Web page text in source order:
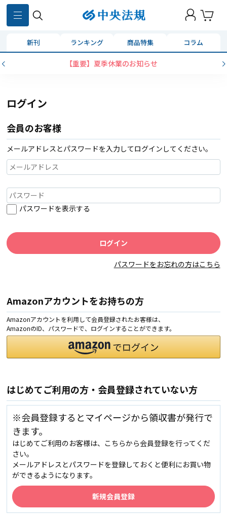
新刊 ランキング 商品特集 コラム
【重要】夏季休業のお知らせ
ログイン
会員のお客様
メールアドレスとパスワードを入力してログインしてください。
パスワードを表示する
パスワードをお忘れの方はこちら
Amazonアカウントをお持ちの方
Amazonアカウントを利用して会員登録されたお客様は、
AmazonのID、パスワードで、ログインすることができます。
はじめてご利用の方・会員登録されていない方
※会員登録するとマイページから領収書が発行で
きます。
はじめてご利用のお客様は、こちらから会員登録を行ってくだ
さい。
メールアドレスとパスワードを登録しておくと便利にお買い物
ができるようになります。